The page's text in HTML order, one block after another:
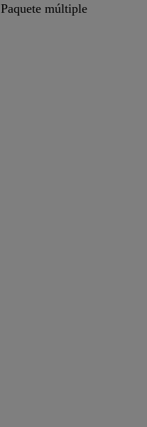
Paquete múltiple